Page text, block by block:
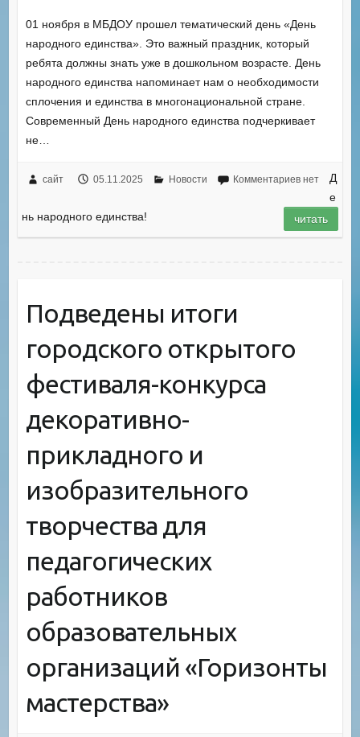
01 ноября в МБДОУ прошел тематический день «День
народного единства». Это важный праздник, который
ребята должны знать уже в дошкольном возрасте. День
народного единства напоминает нам о необходимости
сплочения и единства в многонациональной стране.
Современный День народного единства подчеркивает
не…
сайт 05.11.2025 Новости Комментариев нет
Д
е
нь народного единства!
читать
Подведены итоги
городского открытого
фестиваля-конкурса
декоративно-
прикладного и
изобразительного
творчества для
педагогических
работников
образовательных
организаций «Горизонты
мастерства»